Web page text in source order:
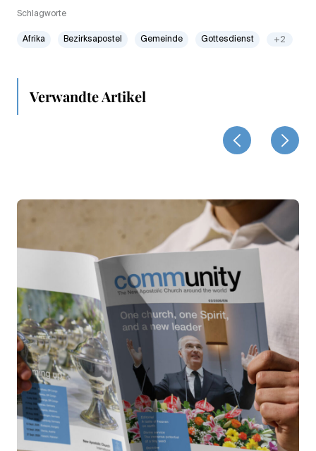
Schlagworte
Afrika Bezirksapostel Gemeinde Gottesdienst +2
Verwandte Artikel